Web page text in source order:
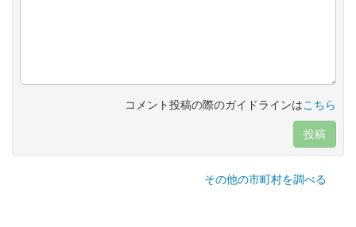
コメント投稿の際のガイドラインはこちら
投稿
その他の市町村を調べる